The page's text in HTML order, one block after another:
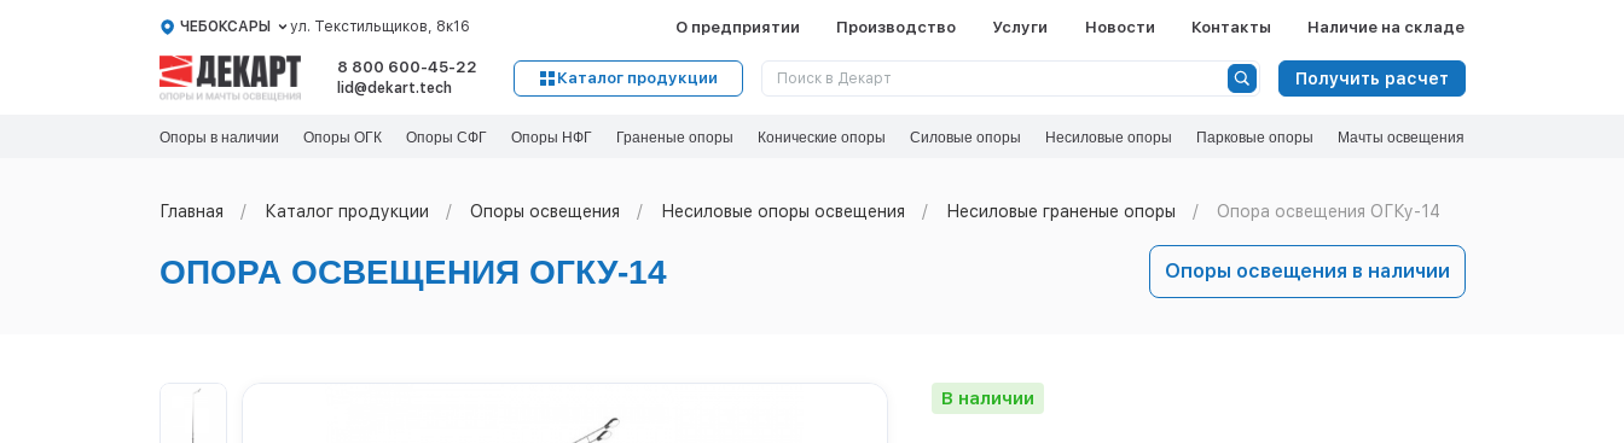
ЧЕБОКСАРЫ ул. Текстильщиков, 8к16 О предприятии Производство Услуги Новости Контакты Наличие на складе
8 800 600-45-22
lid@dekart.tech
Каталог продукции Получить расчет
Опоры в наличии Опоры ОГК Опоры СФГ Опоры НФГ Граненые опоры Конические опоры Силовые опоры Несиловые опоры Парковые опоры Мачты освещения
Главная Каталог продукции Oпоры oсвeщения Несиловые опоры освещения Несиловые граненые опоры Опора освещения ОГКу-14
ОПОРА ОСВЕЩЕНИЯ ОГКУ-14 Опоры освещения в наличии
В наличии